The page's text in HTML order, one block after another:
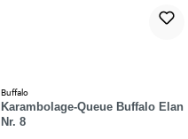
Buffalo
Karambolage-Queue Buffalo Elan
Nr. 8